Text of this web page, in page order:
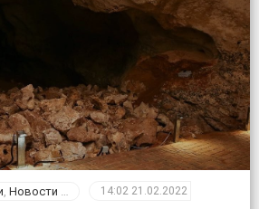
Новости Крыма 14:02 21.02.2022